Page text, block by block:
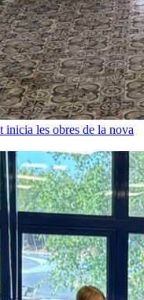
inicia les obres de la nova